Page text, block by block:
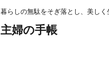
暮らしの無駄をそぎ落とし、美しく
主婦の手帳